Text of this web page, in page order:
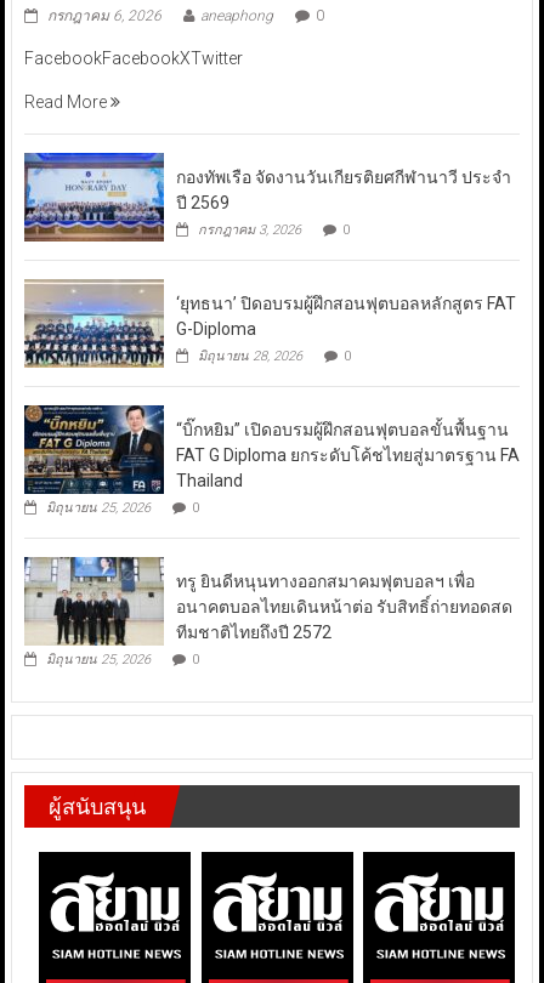
กรกฎาคม 6, 2026 aneaphong 0
FacebookFacebookXTwitter
Read More
กองทัพเรือ จัดงานวันเกียรติยศกีฬานาวี ประจำ
ปี 2569
กรกฎาคม 3, 2026 0
‘ยุทธนา’ ปิดอบรมผู้ฝึกสอนฟุตบอลหลักสูตร FAT
G-Diploma
มิถุนายน 28, 2026 0
“บิ๊กหยิม” เปิดอบรมผู้ฝึกสอนฟุตบอลขั้นพื้นฐาน
FAT G Diploma ยกระดับโค้ชไทยสู่มาตรฐาน FA
Thailand
มิถุนายน 25, 2026 0
ทรู ยินดีหนุนทางออกสมาคมฟุตบอลฯ เพื่อ
อนาคตบอลไทยเดินหน้าต่อ รับสิทธิ์ถ่ายทอดสด
ทีมชาติไทยถึงปี 2572
มิถุนายน 25, 2026 0
ผู้สนับสนุน